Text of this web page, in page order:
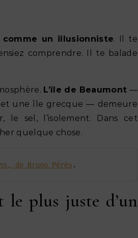
comme un illusionniste. Il te
comprendre. Il te balade
L’île de Beaumont —
une île grecque — demeure
le sel, l’isolement. Dans cet
quelque chose.
, de Bruno Pérès .
plus juste d’un